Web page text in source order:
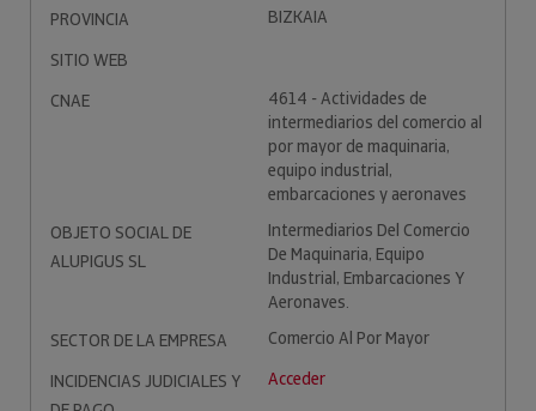
PROVINCIA
BIZKAIA
SITIO WEB
CNAE
4614 - Actividades de
intermediarios del comercio al
por mayor de maquinaria,
equipo industrial,
embarcaciones y aeronaves
OBJETO SOCIAL DE
ALUPIGUS SL
Intermediarios Del Comercio
De Maquinaria, Equipo
Industrial, Embarcaciones Y
Aeronaves.
SECTOR DE LA EMPRESA
Comercio Al Por Mayor
INCIDENCIAS JUDICIALES Y
Acceder